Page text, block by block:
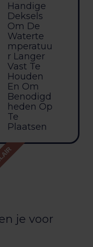
Handige
Deksels
Om De
Waterte
Mperatuu
R Langer
Vast Te
Houden
En Om
Benodigd
Heden Op
Te
Plaatsen
je voor